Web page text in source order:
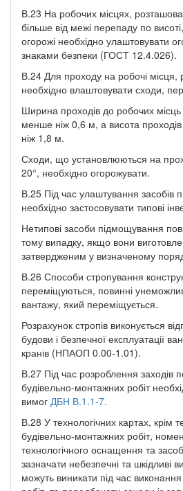
В.23 На робочих місцях,
більше від межі перепаду по
огорожі необхідно улаштовувати
знаками безпеки (ГОСТ 12.4.026).
В.24 Для проходу на робочі місця,
необхідно влаштовувати сходи,
Ширина проходів до робочих
менше ніж 0,6 м, а висота
ніж 1,8 м.
Сходи, що установлюються на
20°, необхідно огорожувати.
В.25 Під час улаштування засобів
необхідно застосовувати типові
Нетипові засоби підмощування
тому випадку, якщо вони
затвердженим у визначеному
В.26 Способи стропування
переміщуються, повинні
вантажу, який переміщується.
Розрахунок стропів виконується
будови і безпечної експлуатації
кранів (НПАОП 0.00-1.01).
В.27 Під час розроблення заходів
будівельно-монтажних робіт
вимог ДБН В.1.1-7.
В.28 У технологічних картах, крім
будівельно-монтажних робіт,
технологічного оснащення та
зазначати небезпечні та шкідливі
можуть виникати під час